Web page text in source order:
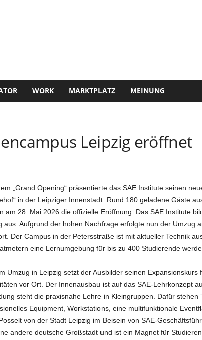
WORK MARKTPLATZ MEINUNG
Leipzig eröffnet
„Grand Opening“ präsentierte das SAE Institute seinen
in der Leipziger Innenstadt. Rund 180 geladene Gäste
am 28. Mai 2026 die offizielle Eröffnung. Das SAE Institute
aus. Aufgrund der hohen Nachfrage erfolgte nun der Umzug
Der Campus in der Petersstraße ist mit aktueller Technik
eine Lernumgebung für bis zu 400 Studierende
Umzug in Leipzig setzt der Ausbilder seinen Expansionskurs
vor Ort. Der Innenausbau ist auf das SAE-Lehrkonzept
steht die praxisnahe Lehre in Kleingruppen. Dafür stehen
Equipment, Workstations, eine multifunktionale
von der Stadt Leipzig im Beisein von SAE-
andere deutsche Großstadt und ist ein Magnet für